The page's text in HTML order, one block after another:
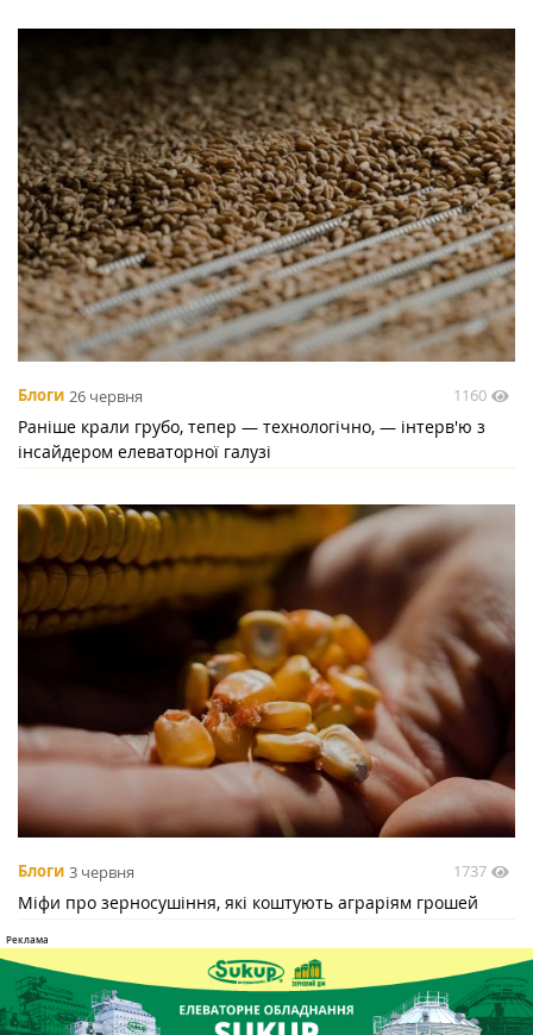
Блоги 26 червня 1160
Раніше крали грубо, тепер — технологічно, — інтерв'ю з
інсайдером елеваторної галузі
Блоги 3 червня 1737
Міфи про зерносушіння, які коштують аграріям грошей